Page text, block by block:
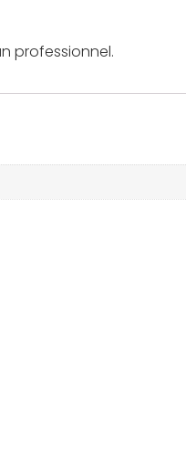
professionnel.